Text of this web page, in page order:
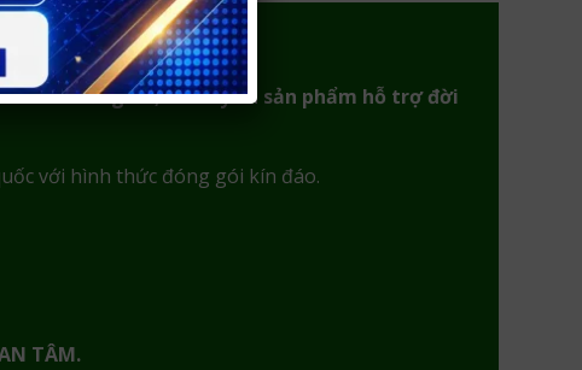
dài thời gian, sextoy và sản phẩm hỗ trợ đời
với hình thức đóng gói kín đáo.
TÂM.